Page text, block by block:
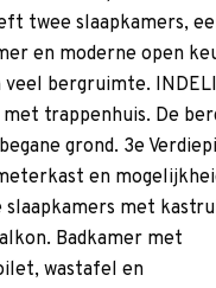
twee slaapkamers,
en moderne open
bergruimte.
trappenhuis. De
grond. 3e
en
slaapkamers met
Badkamer met
wastafel en